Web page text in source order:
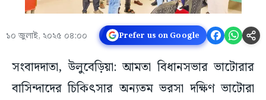
১০ জুলাই, ২০২৫ ০৪:০০ Prefer us on Google
সংবাদদাতা, উলুবেড়িয়া: আমতা বিধানসভার ভাটোরার
বাসিন্দাদের চিকিৎসার অন্যতম ভরসা দক্ষিণ ভাটোরা